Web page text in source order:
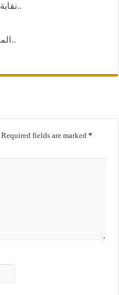
نقابة السادة الأشراف في ليبيا ترفع برقية..
المجازر القديمة بالدار البيضاء تتهيأ لاس..
Required fields are marked*